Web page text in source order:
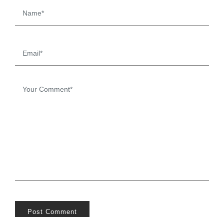
Post Comment